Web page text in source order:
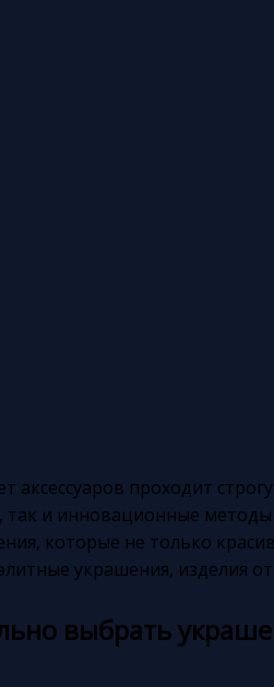
аксессуаров проходит
и инновационные
которые не только
украшения, изделия
выбрать